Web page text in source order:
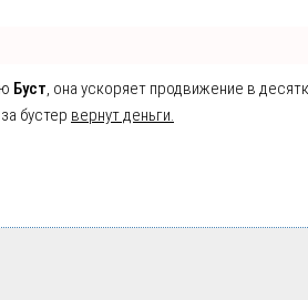
Буст, она ускоряет продвижение в
за бустер вернут деньги.